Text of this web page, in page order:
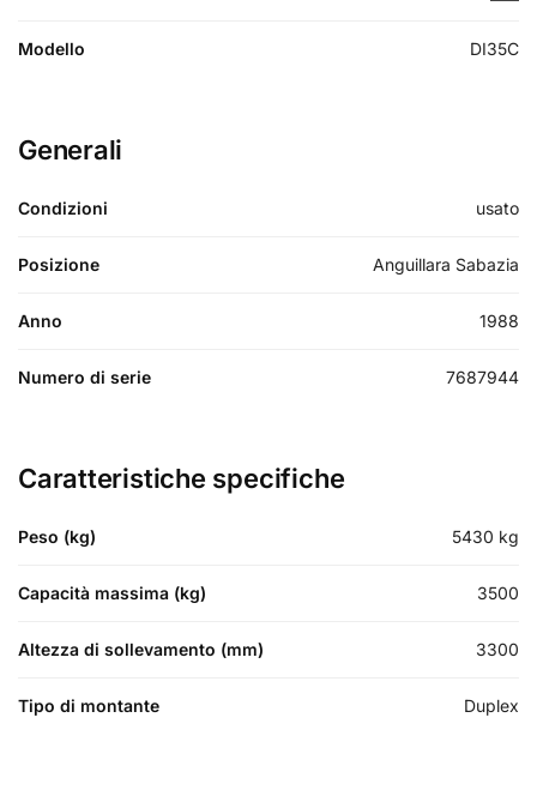
Modello DI35C
Generali
Condizioni usato
Posizione Anguillara Sabazia
Anno 1988
Numero di serie 7687944
Caratteristiche specifiche
Peso (kg) 5430 kg
Capacità massima (kg) 3500
Altezza di sollevamento (mm) 3300
Tipo di montante Duplex